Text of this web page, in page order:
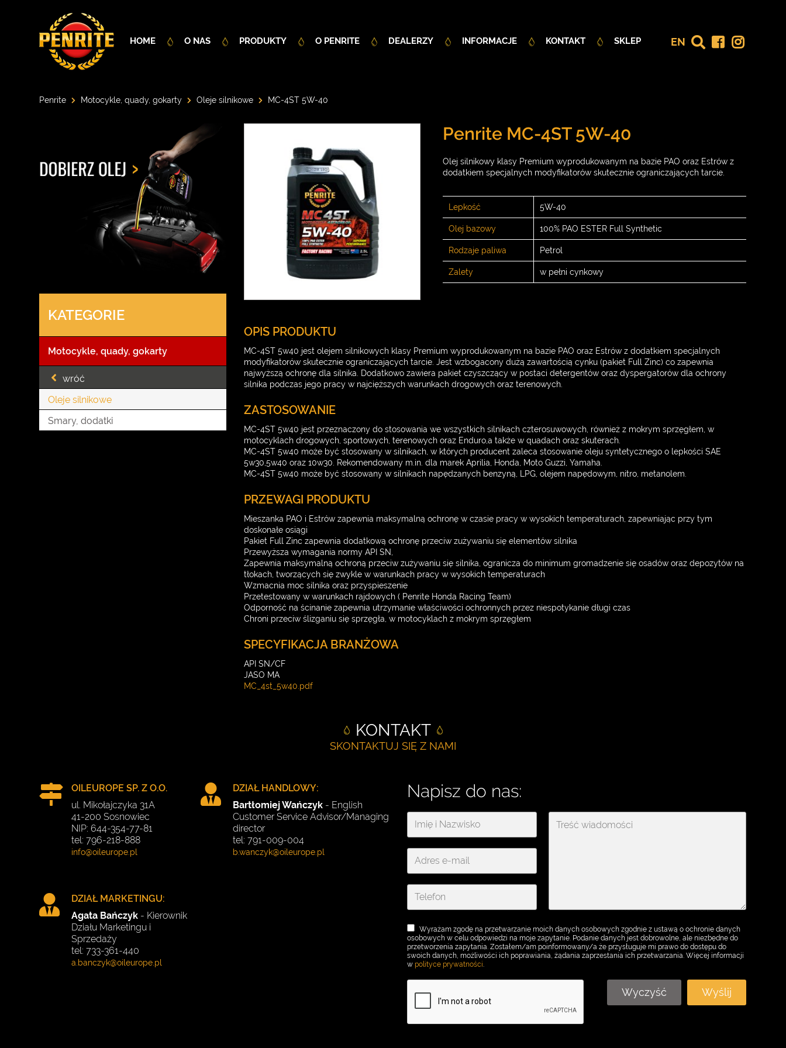
HOME O NAS PRODUKTY O PENRITE DEALERZY INFORMACJE KONTAKT SKLEP EN
Penrite Motocykle, quady, gokarty Oleje silnikowe MC-4ST 5W-40
KATEGORIE
Motocykle, quady, gokarty
wróć
Oleje silnikowe
Smary, dodatki
Penrite MC-4ST 5W-40
Olej silnikowy klasy Premium wyprodukowanym na bazie PAO oraz Estrów z
dodatkiem specjalnych modyfikatorów skutecznie ograniczających tarcie.
Lepkość 5W-40
Olej bazowy 100% PAO ESTER Full Synthetic
Rodzaje paliwa Petrol
Zalety w pełni cynkowy
OPIS PRODUKTU
MC-4ST 5w40 jest olejem silnikowych klasy Premium wyprodukowanym na bazie PAO oraz Estrów z dodatkiem specjalnych
modyfikatorów skutecznie ograniczających tarcie. Jest wzbogacony dużą zawartością cynku (pakiet Full Zinc) co zapewnia
najwyższą ochronę dla silnika. Dodatkowo zawiera pakiet czyszczący w postaci detergentów oraz dyspergatorów dla ochrony
silnika podczas jego pracy w najcięższych warunkach drogowych oraz terenowych.
ZASTOSOWANIE
MC-4ST 5w40 jest przeznaczony do stosowania we wszystkich silnikach czterosuwowych, również z mokrym sprzęgłem, w
motocyklach drogowych, sportowych, terenowych oraz Enduro,a także w quadach oraz skuterach.
MC-4ST 5w40 może być stosowany w silnikach, w których producent zaleca stosowanie oleju syntetycznego o lepkości SAE
5w30,5w40 oraz 10w30. Rekomendowany m.in. dla marek Aprilia, Honda, Moto Guzzi, Yamaha.
MC-4ST 5w40 może być stosowany w silnikach napędzanych benzyną, LPG, olejem napędowym, nitro, metanolem.
PRZEWAGI PRODUKTU
Mieszanka PAO i Estrów zapewnia maksymalną ochronę w czasie pracy w wysokich temperaturach, zapewniając przy tym
doskonałe osiągi
Pakiet Full Zinc zapewnia dodatkową ochronę przeciw zużywaniu się elementów silnika
Przewyższa wymagania normy API SN,
Zapewnia maksymalną ochroną przeciw zużywaniu się silnika, ogranicza do minimum gromadzenie się osadów oraz depozytów na
tłokach, tworzących się zwykle w warunkach pracy w wysokich temperaturach
Wzmacnia moc silnika oraz przyspieszenie
Przetestowany w warunkach rajdowych ( Penrite Honda Racing Team)
Odporność na ścinanie zapewnia utrzymanie właściwości ochronnych przez niespotykanie długi czas
Chroni przeciw ślizganiu się sprzęgła, w motocyklach z mokrym sprzęgłem
SPECYFIKACJA BRANŻOWA
API SN/CF
JASO MA
MC_4st_5w40.pdf
KONTAKT
SKONTAKTUJ SIĘ Z NAMI
OILEUROPE SP. Z O.O.
ul. Mikołajczyka 31A
41-200 Sosnowiec
NIP: 644-354-77-81
tel: 796-218-888
DZIAŁ HANDLOWY:
Bartłomiej Wańczyk - English
Customer Service Advisor/Managing
director
tel: 791-009-004
DZIAŁ MARKETINGU:
Agata Bańczyk - Kierownik
Działu Marketingu i
Sprzedaży
tel: 733-361-440
Napisz do nas:
Wyrażam zgodę na przetwarzanie moich danych osobowych zgodnie z ustawą o ochronie danych
osobowych w celu odpowiedzi na moje zapytanie. Podanie danych jest dobrowolne, ale niezbędne do
przetworzenia zapytania. Zostałem/am poinformowany/a że przysługuje mi prawo do dostępu do
swoich danych, możliwości ich poprawiania, żądania zaprzestania ich przetwarzania. Więcej informacji
w polityce prywatności.
Wyczyść Wyślij